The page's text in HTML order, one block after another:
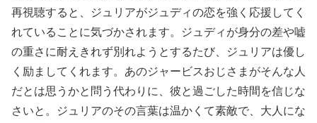
再視聴すると、ジュリアがジュディの恋を強く応援してく
れていることに気づかされます。ジュディが身分の差や嘘
の重さに耐えきれず別れようとするたび、ジュリアは優し
く励ましてくれます。あのジャービスおじさまがそんな人
だとは思うかと問う代わりに、彼と過ごした時間を信じな
さいと。ジュリアのその言葉は温かくて素敵で、大人にな